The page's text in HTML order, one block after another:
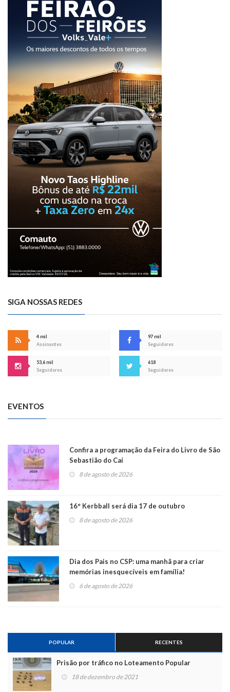
SIGA NOSSAS REDES
4 mil
Assinantes
97 mil
Seguidores
53,6 mil
Seguidores
618
Seguidores
EVENTOS
Confira a programação da Feira do Livro de São
Sebastião do Caí
8 de agosto de 2026
16° Kerbball será dia 17 de outubro
8 de agosto de 2026
Dia dos Pais no CSP: uma manhã para criar
memórias inesquecíveis em família!
6 de agosto de 2026
POPULAR RECENTES
Prisão por tráfico no Loteamento Popular
18 de dezembro de 2021